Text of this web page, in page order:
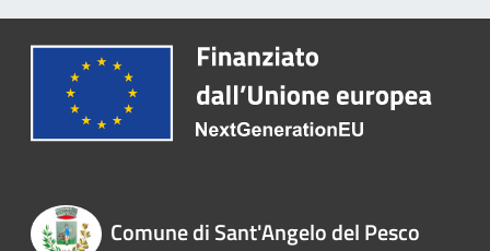
Comune di Sant'Angelo del Pesco